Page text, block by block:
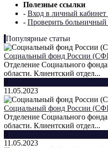
Полезные ссылки
- Вход в личный
- Проверить больничный
Популярные статьи
Социальный фонд России
Отделение Социального
области. Клиентский отдел...
0
11.05.2023
Социальный фонд России
Отделение Социального
области. Клиентский отдел...
0
11.05.2023